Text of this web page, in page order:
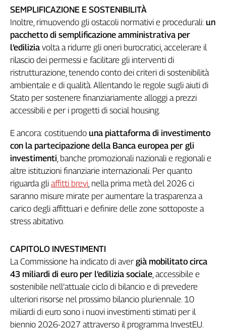
1955-
2014
Cerca
Contatti
La
redazione
Newsletter
Social
SEMPLIFICAZIONE E SOSTENIBILITÀ
Inoltre, rimuovendo gli ostacoli normativi e procedurali: un
pacchetto di semplificazione amministrativa per
l’edilizia volta a ridurre gli oneri burocratici, accelerare il
rilascio dei permessi e facilitare gli interventi di
ristrutturazione, tenendo conto dei criteri di sostenibilità
ambientale e di qualità. Allentando le regole sugli aiuti di
Stato per sostenere finanziariamente alloggi a prezzi
accessibili e per i progetti di social housing.
E ancora: costituendo una piattaforma di investimento
con la partecipazione della Banca europea per gli
investimenti, banche promozionali nazionali e regionali e
altre istituzioni finanziarie internazionali. Per quanto
riguarda gli affitti brevi, nella prima metà del 2026 ci
saranno misure mirate per aumentare la trasparenza a
carico degli affittuari e definire delle zone sottoposte a
stress abitativo.
CAPITOLO INVESTIMENTI
La Commissione ha indicato di avergià mobilitato circa
43 miliardi di euro per l’edilizia sociale, accessibile e
sostenibile nell’attuale ciclo di bilancio e di prevedere
ulteriori risorse nel prossimo bilancio pluriennale. 10
miliardi di euro sono i nuovi investimenti stimati per il
biennio 2026-2027 attraverso il programma InvestEU.